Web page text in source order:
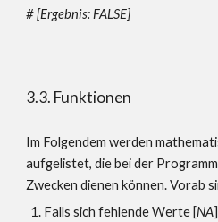
# [Ergebnis: FALSE]
3.3. Funktionen
Im Folgendem werden
aufgelistet, die bei der
Zwecken dienen können. Vorab
Falls sich fehlende Werte [NA]